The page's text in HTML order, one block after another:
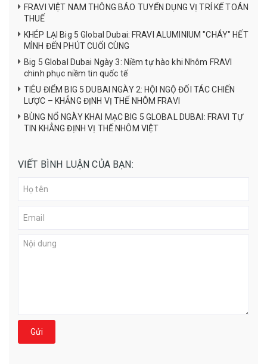
FRAVI VIỆT NAM THÔNG BÁO TUYỂN DỤNG VỊ TRÍ KẾ TOÁN
THUẾ
KHÉP LẠI Big 5 Global Dubai: FRAVI ALUMINIUM "CHÁY" HẾT
MÌNH ĐẾN PHÚT CUỐI CÙNG
Big 5 Global Dubai Ngày 3: Niềm tự hào khi Nhôm FRAVI
chinh phục niềm tin quốc tế
TIÊU ĐIỂM BIG 5 DUBAI NGÀY 2: HỘI NGỘ ĐỐI TÁC CHIẾN
LƯỢC – KHẲNG ĐỊNH VỊ THẾ NHÔM FRAVI
BÙNG NỔ NGÀY KHAI MẠC BIG 5 GLOBAL DUBAI: FRAVI TỰ
TIN KHẲNG ĐỊNH VỊ THẾ NHÔM VIỆT
VIẾT BÌNH LUẬN CỦA BẠN:
Gửi